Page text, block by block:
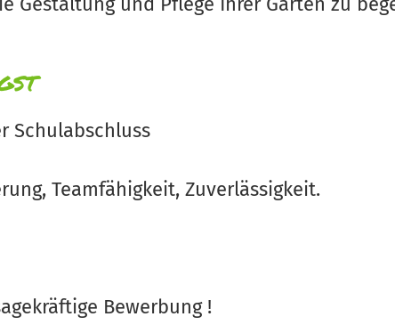
Schulabschluss
Teamfähigkeit, Zuverlässigkeit.
Bewerbung !